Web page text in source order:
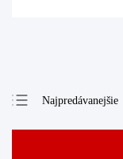
Najpredávanejšie